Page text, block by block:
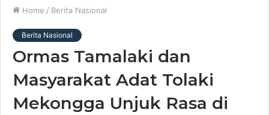
Home / Berita Nasional
Berita Nasional
Ormas Tamalaki dan
Masyarakat Adat Tolaki
Mekongga Unjuk Rasa di